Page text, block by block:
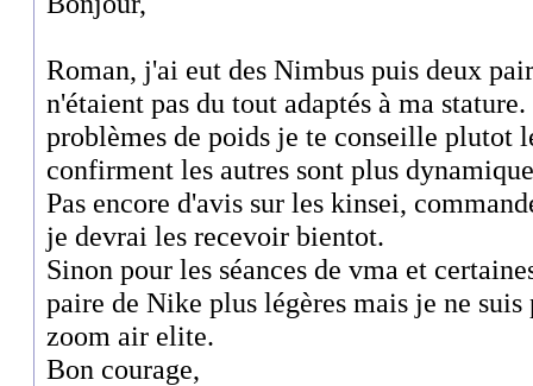
Roman, j'ai eut des Nimbus puis deux
n'étaient pas du tout adaptés à ma
problèmes de poids je te conseille plutot
confirment les autres sont plus
Pas encore d'avis sur les kinsei,
je devrai les recevoir bientot.
Sinon pour les séances de vma et
paire de Nike plus légères mais je ne suis
zoom air elite.
Bon courage,